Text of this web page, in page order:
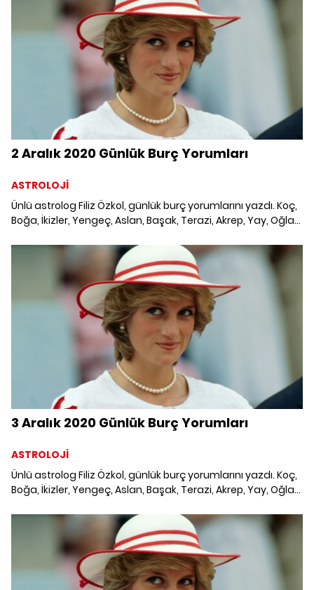
2 Aralık 2020 Günlük Burç Yorumları
ASTROLOJİ
Ünlü astrolog Filiz Özkol, günlük burç yorumlarını yazdı. Koç,
Boğa, İkizler, Yengeç, Aslan, Başak, Terazi, Akrep, Yay, Oğlak,
3 Aralık 2020 Günlük Burç Yorumları
ASTROLOJİ
Ünlü astrolog Filiz Özkol, günlük burç yorumlarını yazdı. Koç,
Boğa, İkizler, Yengeç, Aslan, Başak, Terazi, Akrep, Yay, Oğlak,
burç yorumları, haftalık burç, yükselen burç, burç uyumu,
burç özellikleri ve günlük astroloji rehberi.